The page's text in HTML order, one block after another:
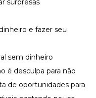
surpresas
e fazer seu
sem dinheiro
é desculpa para não
de oportunidades para